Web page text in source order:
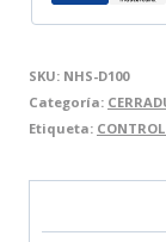
cantidad
SKU: NHS-D100
Categoría:
Etiqueta: